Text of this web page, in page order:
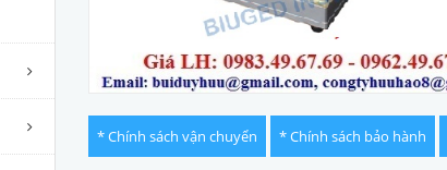
* Chính sách vận chuyển * Chính sách bảo hành